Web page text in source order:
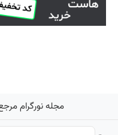
مجله نورگرام